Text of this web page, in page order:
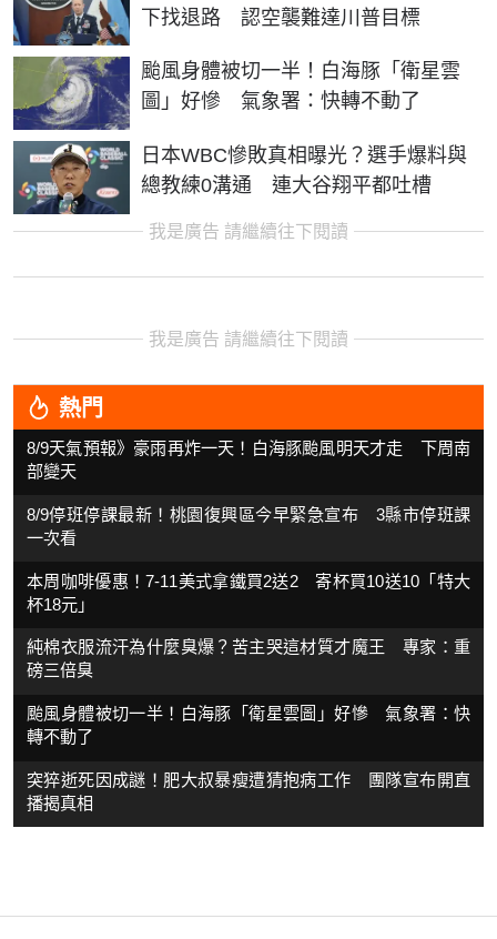
下找退路 認空襲難達川普目標
颱風身體被切一半！白海豚「衛星雲
圖」好慘 氣象署：快轉不動了
日本WBC慘敗真相曝光？選手爆料與
總教練0溝通 連大谷翔平都吐槽
我是廣告 請繼續往下閱讀
我是廣告 請繼續往下閱讀
熱門
8/9天氣預報》豪雨再炸一天！白海豚颱風明天才走 下周南
部變天
8/9停班停課最新！桃園復興區今早緊急宣布 3縣市停班課
一次看
本周咖啡優惠！7-11美式拿鐵買2送2 寄杯買10送10「特大
杯18元」
純棉衣服流汗為什麼臭爆？苦主哭這材質才魔王 專家：重
磅三倍臭
颱風身體被切一半！白海豚「衛星雲圖」好慘 氣象署：快
轉不動了
突猝逝死因成謎！肥大叔暴瘦遭猜抱病工作 團隊宣布開直
播揭真相